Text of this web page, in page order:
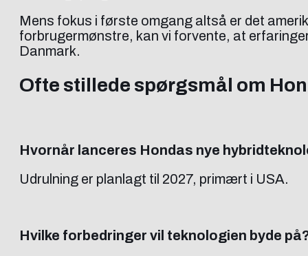
Mens fokus i første omgang altså er det
forbrugermønstre, kan vi forvente, at
Danmark.
Ofte stillede spørgsmål om
Hvornår lanceres Hondas nye
Udrulning er planlagt til 2027, primært i USA.
Hvilke forbedringer vil teknologien byde